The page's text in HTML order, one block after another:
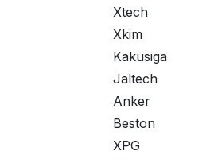
Xtech
Xkim
Kakusiga
Jaltech
Anker
Beston
XPG